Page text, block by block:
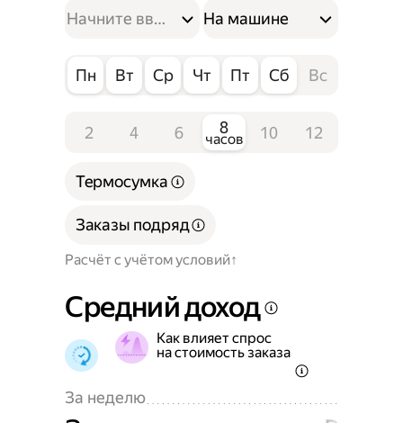
На машине
Пн Вт Ср Чт Пт Сб Вс
2 4 6 8
часов 10 12
Расчёт с учётом условий
Термосумка
Заказы подряд
Средний доход
Как влияет спрос
на стоимость заказа
За неделю